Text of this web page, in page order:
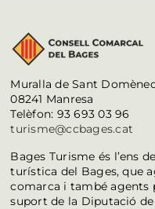
Muralla de Sant
08241 Manresa
Telèfon: 93 693 03 96
turisme@ccbages.cat
Bages Turisme és l’ens
turística del Bages, que
comarca i també
suport de la Diputació